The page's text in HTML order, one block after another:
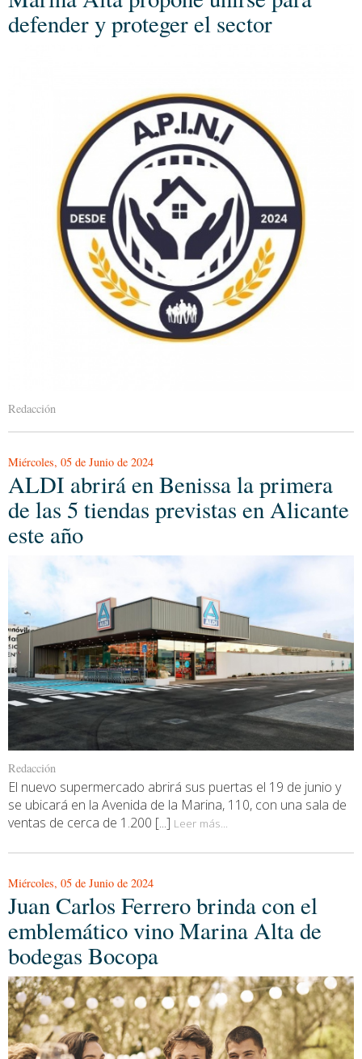
defender y proteger el sector
Redacción
Miércoles, 05 de Junio de 2024
ALDI abrirá en Benissa la primera
de las 5 tiendas previstas en Alicante
este año
Redacción
El nuevo supermercado abrirá sus puertas el 19 de junio y
se ubicará en la Avenida de la Marina, 110, con una sala de
ventas de cerca de 1.200 [...] Leer más...
Miércoles, 05 de Junio de 2024
Juan Carlos Ferrero brinda con el
emblemático vino Marina Alta de
bodegas Bocopa